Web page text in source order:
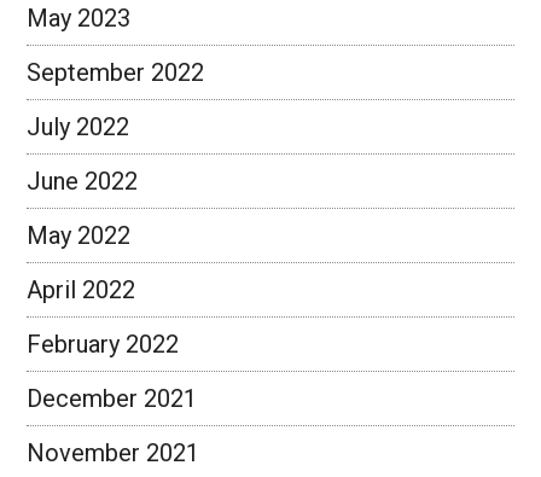
May 2023
September 2022
July 2022
June 2022
May 2022
April 2022
February 2022
December 2021
November 2021